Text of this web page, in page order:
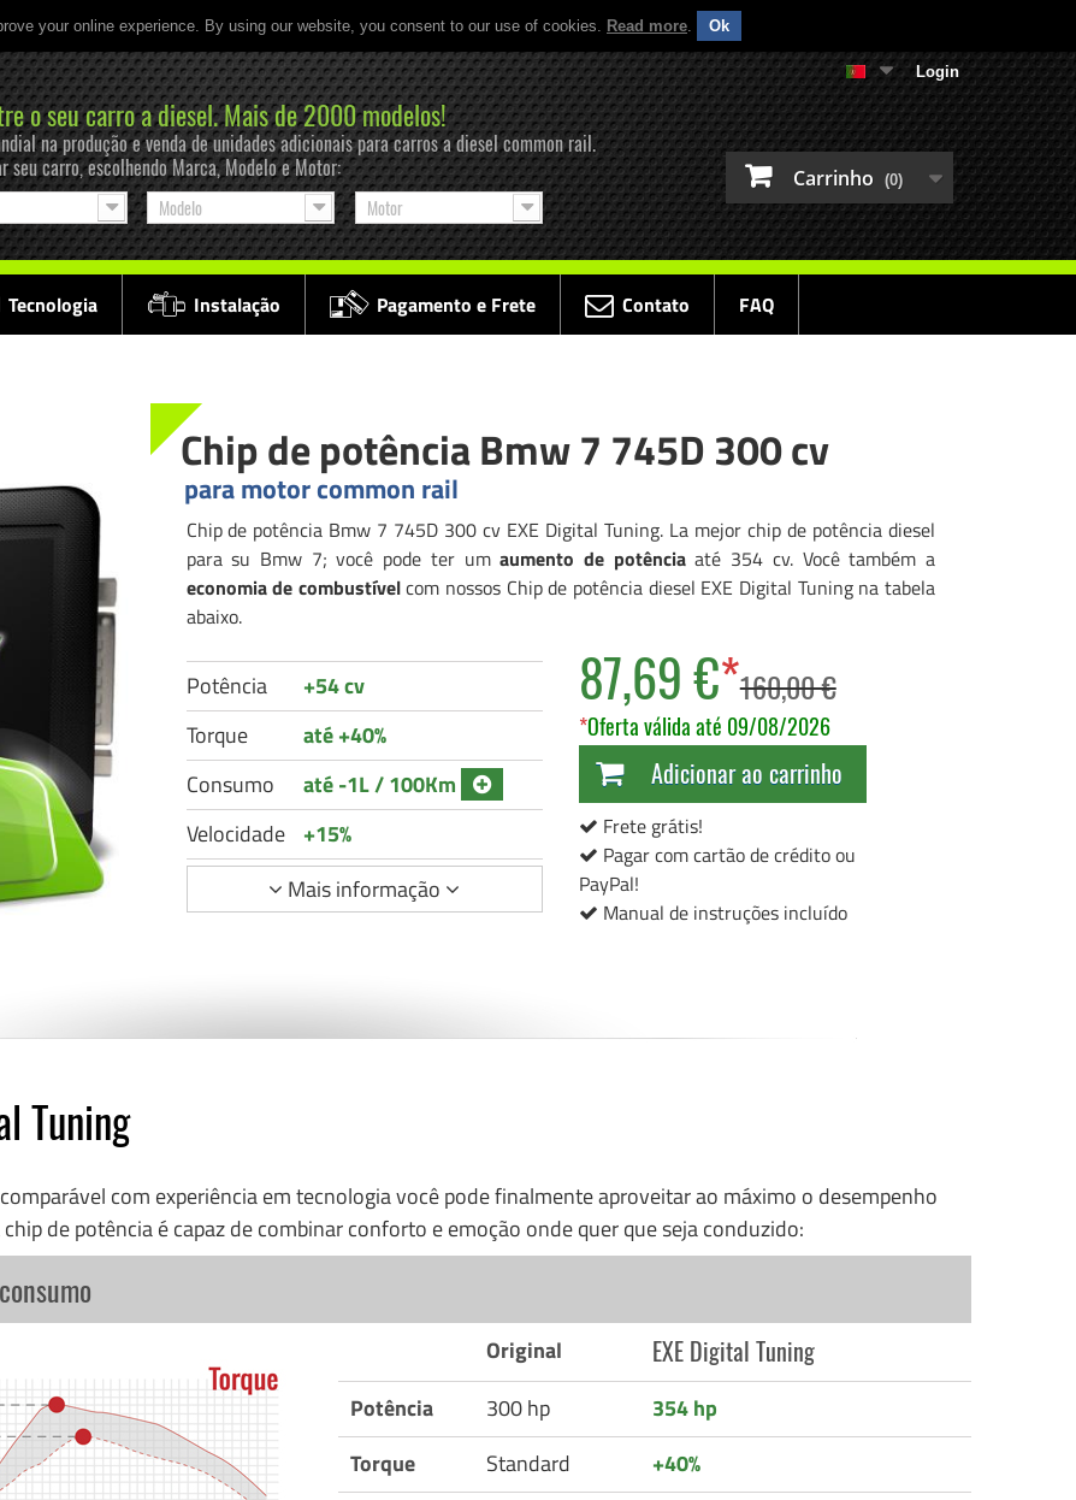
your online experience. By using our website, you consent to our use of cookies. Read more. Ok
Login
Carrinho (0)
o seu carro a diesel. Mais de 2000 modelos!
na produção e venda de unidades adicionais para carros a diesel common rail.
seu carro, escolhendo Marca, Modelo e Motor:
Modelo Motor
Tecnologia Instalação Pagamento e Frete Contato FAQ
Chip de potência Bmw 7 745D 300 cv
para motor common rail
Chip de potência Bmw 7 745D 300 cv EXE Digital Tuning. La mejor chip de potência diesel
para su Bmw 7; você pode ter umaumento de potênciaaté 354 cv. Você também a
economia de combustívelcom nossos Chip de potência diesel EXE Digital Tuning na tabela
abaixo.
Potência
+54 cv
Torque
até +40%
Consumo
até -1L / 100Km
Velocidade
+15%
Mais informação
87,69 €*160,00 €
*Oferta válida até 09/08/2026
Adicionar ao carrinho
Frete grátis!
Pagar com cartão de crédito ou
PayPal!
Manual de instruções incluído
Tuning
com experiência em tecnologia você pode finalmente aproveitar ao máximo o desempenho
de potência é capaz de combinar conforto e emoção onde quer que seja conduzido:
Original EXE Digital Tuning
Potência 300 hp
354 hp
Torque
Standard +40%